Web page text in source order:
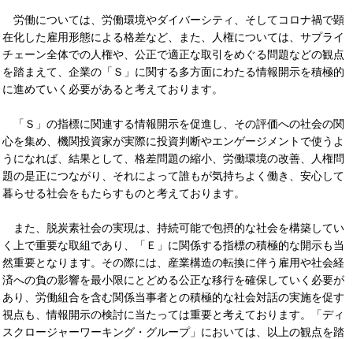
労働については、労働環境やダイバーシティ、そしてコロナ禍で顕
在化した雇用形態による格差など、また、人権については、サプライ
チェーン全体での人権や、公正で適正な取引をめぐる問題などの観点
を踏まえて、企業の「Ｓ」に関する多方面にわたる情報開示を積極的
に進めていく必要があると考えております。
「Ｓ」の指標に関連する情報開示を促進し、その評価への社会の関
心を集め、機関投資家が実際に投資判断やエンゲージメントで使うよ
うになれば、結果として、格差問題の縮小、労働環境の改善、人権問
題の是正につながり、それによって誰もが気持ちよく働き、安心して
暮らせる社会をもたらすものと考えております。
また、脱炭素社会の実現は、持続可能で包摂的な社会を構築してい
く上で重要な取組であり、「Ｅ」に関係する指標の積極的な開示も当
然重要となります。その際には、産業構造の転換に伴う雇用や社会経
済への負の影響を最小限にとどめる公正な移行を確保していく必要が
あり、労働組合を含む関係当事者との積極的な社会対話の実施を促す
視点も、情報開示の検討に当たっては重要と考えております。「ディ
スクロージャーワーキング・グループ」においては、以上の観点を踏